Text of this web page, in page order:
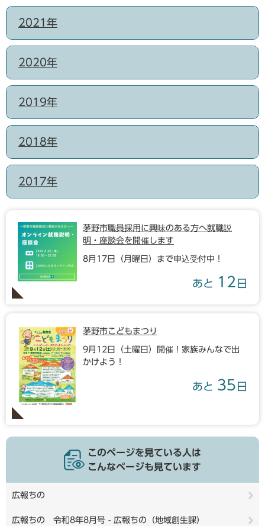
2021年
2020年
2019年
2018年
2017年
茅野市職員採用に興味のある方へ就職説
明・座談会を開催します
8月17日（月曜日）まで申込受付中！
あと 12 日
茅野市こどもまつり
9月12日（土曜日）開催！家族みんなで出
かけよう！
あと 35 日
このページを見ている人は
こんなページも見ています
広報ちの
広報ちの 令和8年8月号 - 広報ちの（地域創生課）